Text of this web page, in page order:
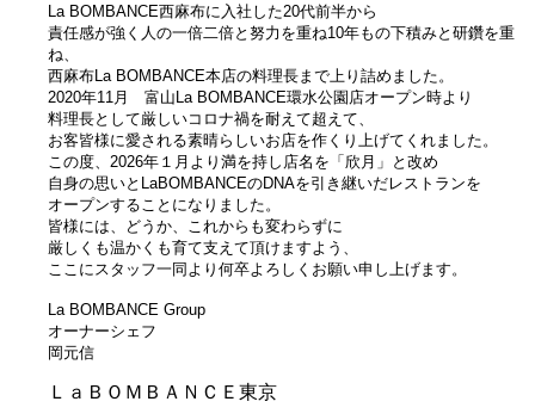
La BOMBANCE西麻布に入社した20代前半から
責任感が強く人の一倍二倍と努力を重ね10年もの下積みと研鑽を重
ね、
西麻布La BOMBANCE本店の料理長まで上り詰めました。
2020年11月 富山La BOMBANCE環水公園店オープン時より
料理長として厳しいコロナ禍を耐えて超えて、
お客皆様に愛される素晴らしいお店を作くり上げてくれました。
この度、2026年１月より満を持し店名を「欣月」と改め
自身の思いとLaBOMBANCEのDNAを引き継いだレストランを
オープンすることになりました。
皆様には、どうか、これからも変わらずに
厳しくも温かくも育て支えて頂けますよう、
ここにスタッフ一同より何卒よろしくお願い申し上げます。
La BOMBANCE Group
オーナーシェフ
岡元信
ＬａＢＯＭＢＡＮＣＥ東京